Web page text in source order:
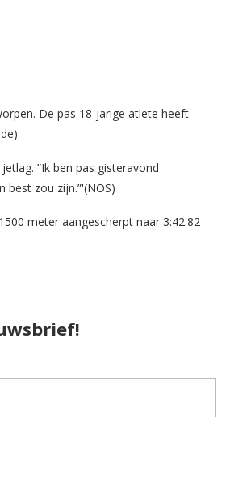
De pas 18-jarige atlete heeft
”Ik ben pas gisteravond
zou zijn.”'(NOS)
meter aangescherpt naar 3:42.82